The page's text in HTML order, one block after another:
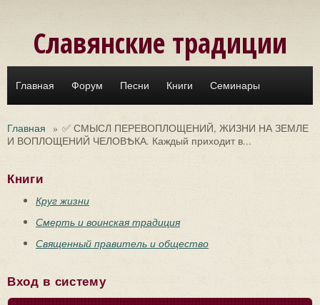
Славянские традиции
Главная Форум Песни Книги Семинары
Главная » ✅ СМЫСЛ ПЕРЕВОПЛОЩЕНИЙ, ЖИЗНИ НА ЗЕМЛЕ
И ВОПЛОЩЕНИЙ ЧЕЛОВѢКА. Каждый приходит в...
Книги
Круг жизни
Смерть и воинская традиция
Священный правитель и общество
Вход в систему